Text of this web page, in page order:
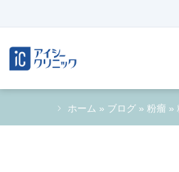
ホーム » ブログ » 粉瘤 »